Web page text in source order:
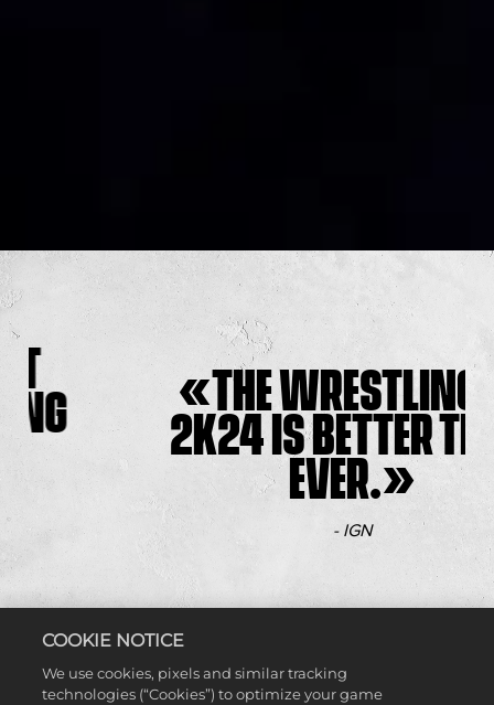
THE WRESTLING OF
2K24 IS BETTER THAN
EVER.
COOKIE NOTICE
We use cookies, pixels and similar tracking
technologies (“Cookies”) to optimize your game